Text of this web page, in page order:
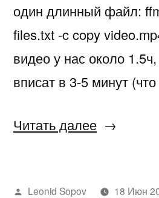
один длинный файл:
files.txt -c copy
видео у нас около
вписат в 3-5 минут
Читать далее«Ускоряем
Написано
Leonid Sopov 18 Июн